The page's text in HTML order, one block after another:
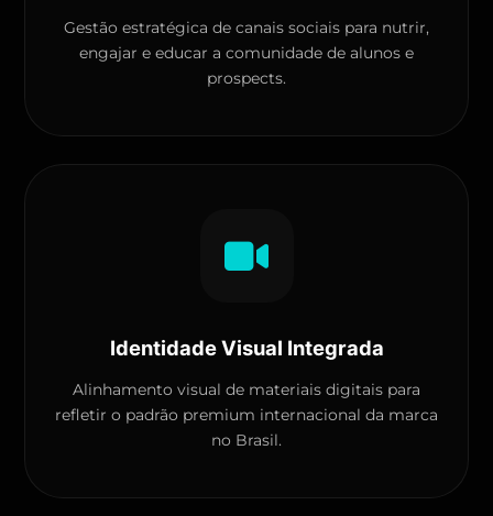
Gestão estratégica de canais sociais para nutrir,
engajar e educar a comunidade de alunos e
prospects.
Identidade Visual Integrada
Alinhamento visual de materiais digitais para
refletir o padrão premium internacional da marca
no Brasil.